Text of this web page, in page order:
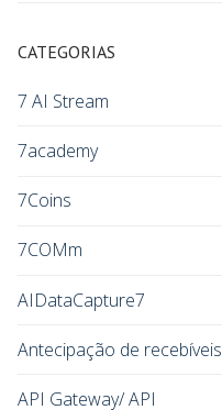
CATEGORIAS
7 AI Stream
7academy
7Coins
7COMm
AIDataCapture7
Antecipação de recebíveis
API Gateway/ API